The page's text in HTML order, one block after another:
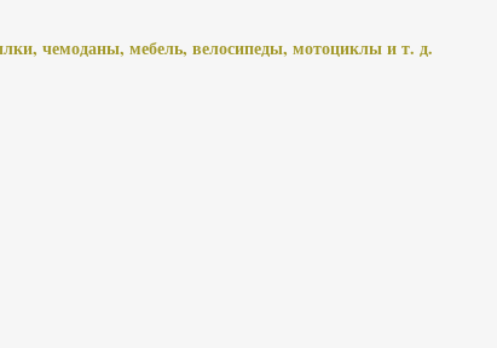
чемоданы, мебель, велосипеды, мотоциклы и т. д.